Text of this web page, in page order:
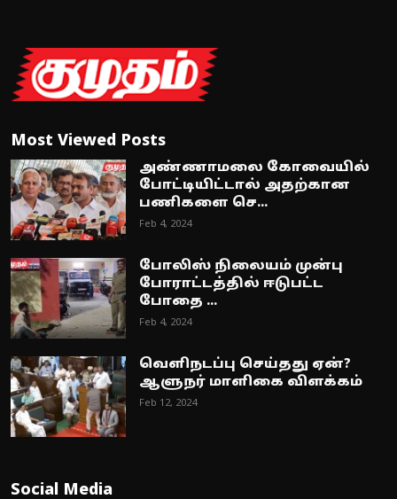
Most Viewed Posts
அண்ணாமலை கோவையில்
போட்டியிட்டால் அதற்கான
பணிகளை செ...
Feb 4, 2024
போலிஸ் நிலையம் முன்பு
போராட்டத்தில் ஈடுபட்ட
போதை ...
Feb 4, 2024
வெளிநடப்பு செய்தது ஏன்?
ஆளுநர் மாளிகை விளக்கம்
Feb 12, 2024
Social Media